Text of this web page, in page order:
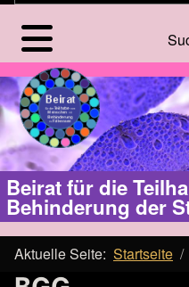
Beirat für die
Behinderung der
Aktuelle Seite: Startseite